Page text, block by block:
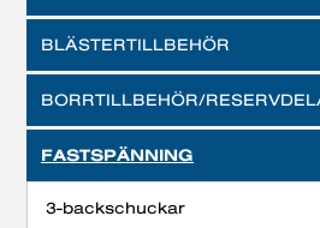
BLÄSTERTILLBEHÖR
BORRTILLBEHÖR/
FASTSPÄNNING
3-backschuckar